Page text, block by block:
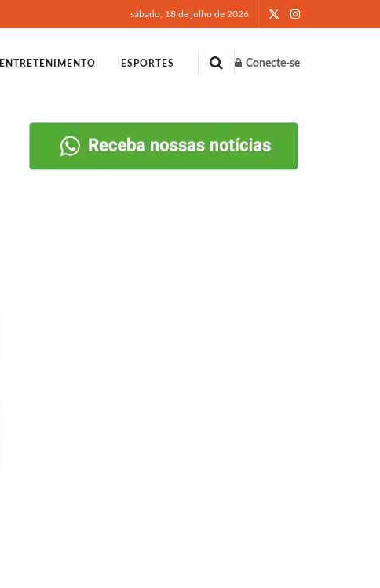
sábado, 18 de julho de 2026
ENTRETENIMENTO ESPORTES Conecte-se